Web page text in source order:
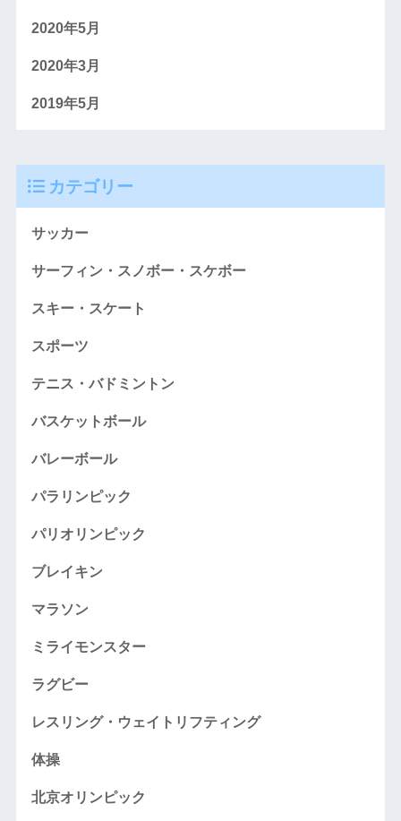
2020年5月
2020年3月
2019年5月
カテゴリー
サッカー
サーフィン・スノボー・スケボー
スキー・スケート
スポーツ
テニス・バドミントン
バスケットボール
バレーボール
パラリンピック
パリオリンピック
ブレイキン
マラソン
ミライモンスター
ラグビー
レスリング・ウェイトリフティング
体操
北京オリンピック